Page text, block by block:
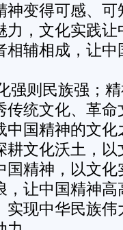
神变得可感、
力，文化实践
相辅相成，让
强则民族强；
传统文化、革
中国精神的文
耕文化沃土，
国精神，以文
，让中国精神
实现中华民族